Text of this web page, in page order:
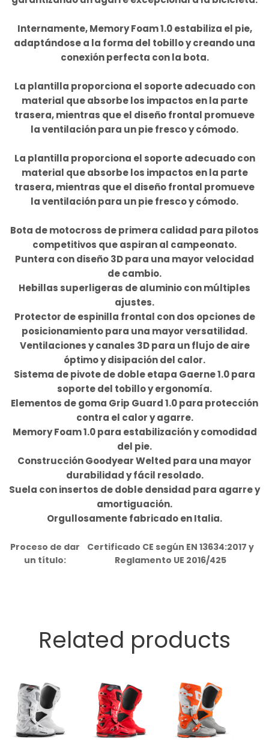
Internamente, Memory Foam 1.0 estabiliza el pie,
adaptándose a la forma del tobillo y creando una
conexión perfecta con la bota.
La plantilla proporciona el soporte adecuado con
material que absorbe los impactos en la parte
trasera, mientras que el diseño frontal promueve
la ventilación para un pie fresco y cómodo.
La plantilla proporciona el soporte adecuado con
material que absorbe los impactos en la parte
trasera, mientras que el diseño frontal promueve
la ventilación para un pie fresco y cómodo.
Bota de motocross de primera calidad para pilotos
competitivos que aspiran al campeonato.
Puntera con diseño 3D para una mayor velocidad
de cambio.
Hebillas superligeras de aluminio con múltiples
ajustes.
Protector de espinilla frontal con dos opciones de
posicionamiento para una mayor versatilidad.
Ventilaciones y canales 3D para un flujo de aire
óptimo y disipación del calor.
Sistema de pivote de doble etapa Gaerne 1.0 para
soporte del tobillo y ergonomía.
Elementos de goma Grip Guard 1.0 para protección
contra el calor y agarre.
Memory Foam 1.0 para estabilización y comodidad
del pie.
Construcción Goodyear Welted para una mayor
durabilidad y fácil resolado.
Suela con insertos de doble densidad para agarre y
amortiguación.
Orgullosamente fabricado en Italia.
Proceso de dar
un título:
Certificado CE según EN 13634:2017 y
Reglamento UE 2016/425
Related products